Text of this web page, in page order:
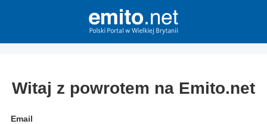
Witaj z powrotem na Emito.net
Email